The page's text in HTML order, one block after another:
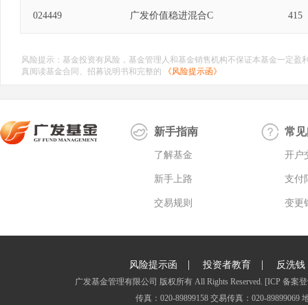
024449 广发价值稳进混合C 415
风险提示：基金投资有风险，基金管理人和基金销售机构不保证本基金一定
真阅读基金合同、招募说明书和完整的
《风险提示函》
新手指南
了解基金
新手上路
交易规则
常
开户
支付
变更
风险提示函 | 投资者教育 | 反洗钱
广发基金管理有限公司 版权所有 All Rights Reserved. [ICP 备案
传真：020-89899158 交易传真：020-